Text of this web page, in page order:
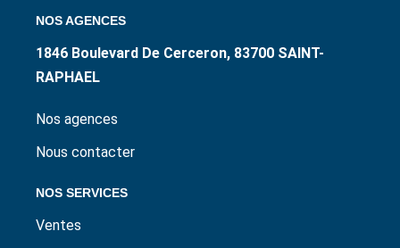
NOS AGENCES
1846 Boulevard De Cerceron, 83700 SAINT-
RAPHAEL
Nos agences
Nous contacter
NOS SERVICES
Ventes